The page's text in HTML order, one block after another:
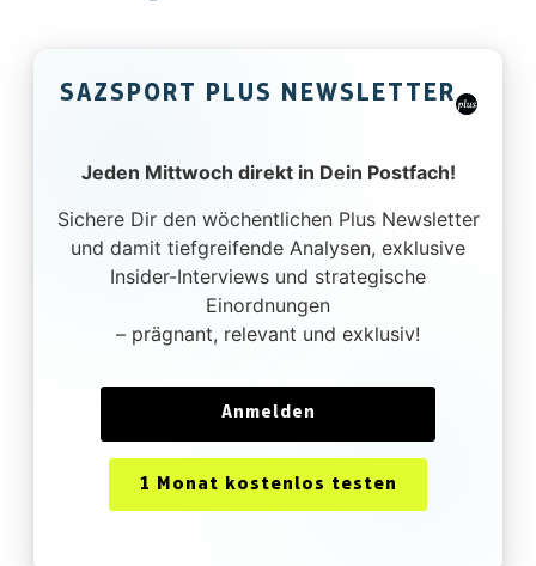
SAZSPORT PLUS NEWSLETTER
Jeden Mittwoch direkt in Dein Postfach!
Sichere Dir den wöchentlichen Plus Newsletter
und damit tiefgreifende Analysen, exklusive
Insider-Interviews und strategische
Einordnungen
– prägnant, relevant und exklusiv!
Anmelden
1 Monat kostenlos testen